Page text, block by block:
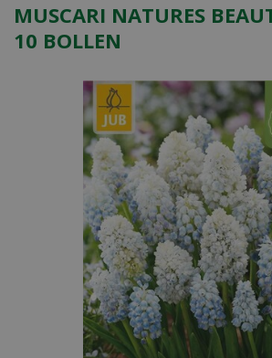
MUSCARI NATURES
10 BOLLEN